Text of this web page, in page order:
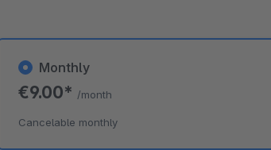
Monthly
€9.00* /month
Cancelable monthly